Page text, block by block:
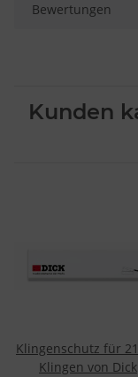
Bewertungen
Kunden
Klingenschutz für
Klingen von Dick